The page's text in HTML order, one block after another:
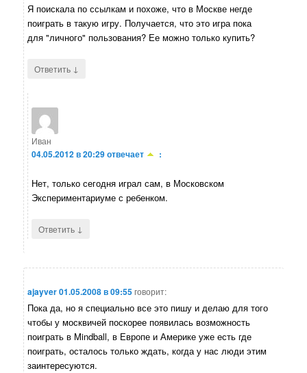
Я поискала по ссылкам и похоже, что в Москве негде
поиграть в такую игру. Получается, что это игра пока
для "личного" пользования? Ее можно только купить?
Ответить ↓
Иван
04.05.2012 в 20:29отвечает :
Нет, только сегодня играл сам, в Московском
Экспериментариуме с ребенком.
Ответить ↓
ajayver01.05.2008 в 09:55говорит:
Пока да, но я специально все это пишу и делаю для того
чтобы у москвичей поскорее появилась возможность
поиграть в Mindball, в Европе и Америке уже есть где
поиграть, осталось только ждать, когда у нас люди этим
заинтересуются.